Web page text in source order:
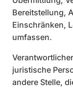
Bereitstellung,
Einschränken,
umfassen.
juristische
andere Stelle,